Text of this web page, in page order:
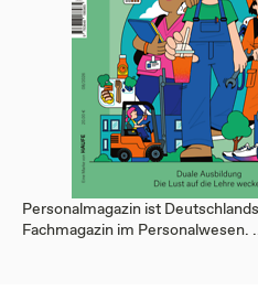
Personalmagazin ist
Fachmagazin im Personalwesen.